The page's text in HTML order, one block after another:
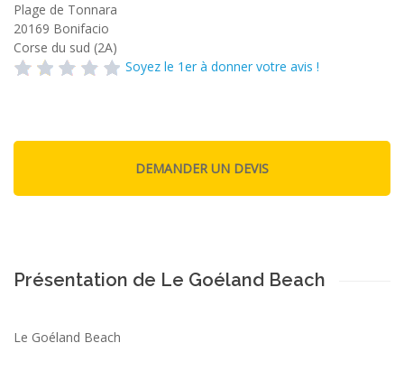
Plage de Tonnara
20169 Bonifacio
Corse du sud (2A)
Soyez le 1er à donner votre avis !
Présentation de Le Goéland Beach
Le Goéland Beach